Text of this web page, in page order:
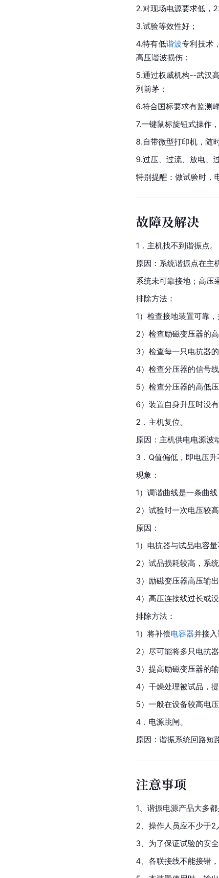
2.对现场电源要求低，
3.试验等效性好；
4.特有低谐波专利技术
高压谐波损伤；
5.通过权威机构--武汉
列前茅；
6.符合国标要求有监测
7.一键鼠标旋钮式操作
8.自带微型打印机，随
9.过压、过流、放电、
特别提醒：做试验时，
故障及解决
1．主机找不到谐振点。
原因：系统谐振点在主
系统未可靠接地；高压
排除方法：
1）检查接地装置可靠
2）检查励磁变压器的
3）检查每一只电抗器
4）检查分压器的信号
5）检查分压器的高低压
6）装置自身升压时没
2．主机复位。
原因：主机供电电源波
3．Q值偏低，即电压
现象：
1）调谐曲线是一条曲
2）试验时一次电压较
原因：
1）电抗器与试品电容量
2）试品损耗较高，系
3）励磁变压器高压输
4）高压连接线过长或
排除方法：
1）将补偿电容器并接
2）尽可能将多只电抗
3）提高励磁变压器的
4）干燥处理被试品，
5）一般在设备较高电
4．电源跳闸。
原因：谐振系统回路短
注意事项
1、谐振电源产品大多
2、操作人员应不少于
3、为了保证试验的安
4、各联接线不能接错